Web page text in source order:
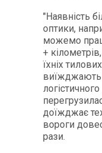
"Наявність
оптики,
можемо
+
їхніх
виїжджають
доїжджає
вороги
рази.